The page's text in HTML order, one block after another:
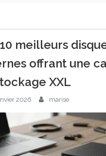
meilleurs
offrant une
XXL
2026 marise